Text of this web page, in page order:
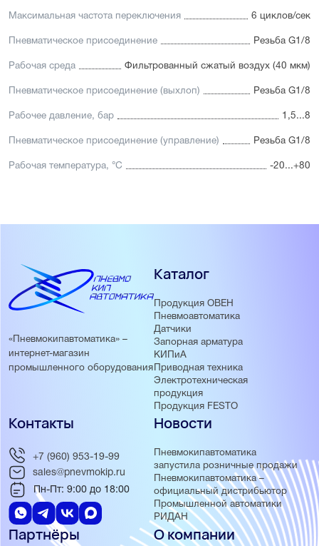
Максимальная частота переключения 6 циклов/сек
Пневматическое присоединение Резьба G1/8
Рабочая среда Фильтрованный сжатый воздух (40 мкм)
Пневматическое присоединение (выхлоп) Резьба G1/8
Рабочее давление, бар 1,5...8
Пневматическое присоединение (управление) Резьба G1/8
Рабочая температура, °С -20...+80
«Пневмокипавтоматика» –
интернет-магазин
промышленного оборудования
Каталог
Продукция ОВЕН
Пневмоавтоматика
Датчики
Запорная арматура
КИПиА
Приводная техника
Электротехническая
продукция
Продукция FESTO
Новости
Пневмокипавтоматика
запустила розничные продажи
Пневмокипавтоматика –
официальный дистрибьютор
Промышленной автоматики
РИДАН
Партнёры О компании
Контакты
+7 (960) 953-19-99
sales@pnevmokip.ru
Пн-Пт: 9:00 до 18:00